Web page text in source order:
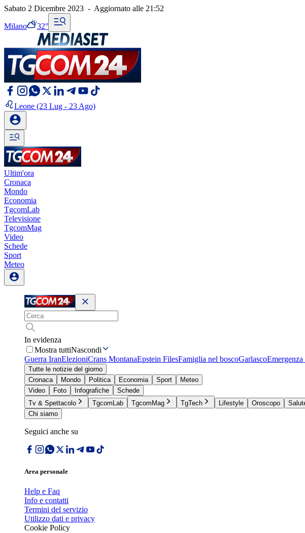
Sabato 2 Dicembre 2023 - Aggiornato alle 21:52
Milano 32°
Leone (23 Lug - 23 Ago)
Ultim'ora
Cronaca
Mondo
Economia
TgcomLab
Televisione
TgcomMag
Video
Schede
Sport
Meteo
In evidenza
Mostra tuttiNascondi
Guerra IranElezioniCrans MontanaEpstein FilesFamiglia nel boscoGarlasco
Tutte le notizie del giorno
Cronaca
Mondo Politica Economia Sport
Meteo
Video
Foto Infografiche
Schede
Tv & Spettacolo
TgcomLab TgcomMag TgTech Lifestyle Oroscopo
Chi siamo
Seguici anche su
Area personale
Help e Faq
Info e contatti
Termini del servizio
Utilizzo dati e privacy
Cookie Policy